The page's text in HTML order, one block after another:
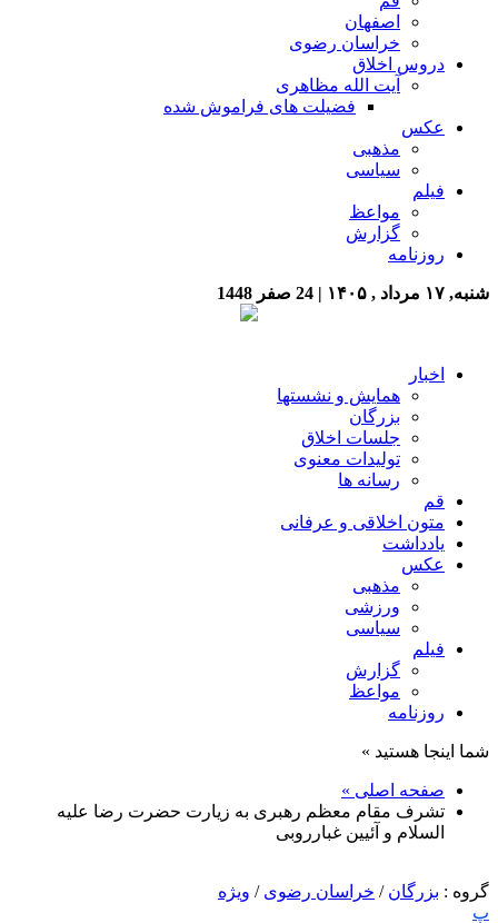
اصفهان
خراسان رضوی
دروس اخلاق
آیت الله مظاهری
فضیلت های فراموش شده
عکس
مذهبی
سیاسی
فیلم
مواعظ
گزارش
روزنامه
شنبه, ۱۷ مرداد , ۱۴۰۵ | 24 صفر 1448
اخبار
همایش و نشستها
بزرگان
جلسات اخلاق
تولیدات معنوی
رسانه ها
قم
متون اخلاقی و عرفانی
یادداشت
عکس
مذهبی
ورزشی
سیاسی
فیلم
گزارش
مواعظ
روزنامه
شما اینجا هستید »
صفحه اصلی »
تشرف مقام معظم رهبری به زیارت حضرت رضا علیه
السلام و آئیین غبارروبی
گروه : بزرگان / خراسان رضوی / ویژه
پ